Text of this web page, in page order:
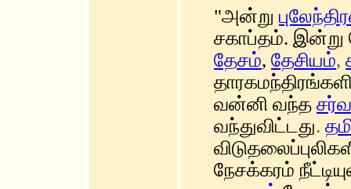
"அன்று
சகாப்தம்.
தேசம், தேசியம்,
வன்னி வந்த
வந்துவிட்டது.
நேசக்கரம்